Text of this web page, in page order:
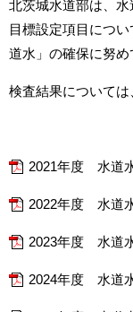
北茨城水道部は、
目標設定項目につ
道水」の確保に努め
検査結果については
2021年度 水道
2022年度 水道
2023年度 水道
2024年度 水道